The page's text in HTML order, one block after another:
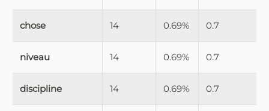
chose 14 0.69% 0.7
niveau 14 0.69% 0.7
discipline 14 0.69% 0.7